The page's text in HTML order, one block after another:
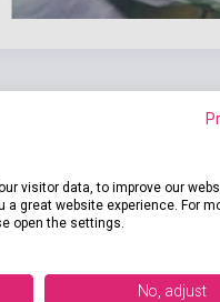
Gianni
visitor data, to improve our
great website experience. For
open the settings.
No, adjust